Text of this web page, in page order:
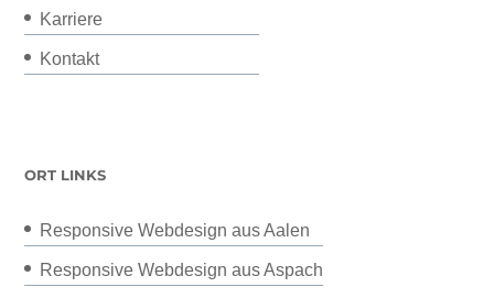
Karriere
Kontakt
ORT LINKS
Responsive Webdesign aus Aalen
Responsive Webdesign aus Aspach